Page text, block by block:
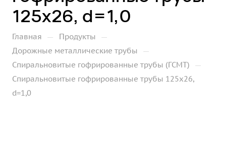
125х26, d=1,0
Главная — Продукты —
Дорожные металлические трубы —
Спиральновитые гофрированные трубы (ГСМТ) —
Спиральновитые гофрированные трубы 125х26,
d=1,0